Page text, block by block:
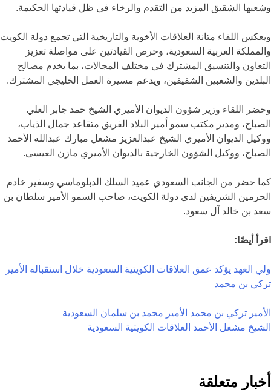
وشعبها الشقيق المزيد من التقدم والرخاء في ظل قيادتها الحكيمة.
ويعكس اللقاء متانة العلاقات الأخوية والتاريخية التي تجمع دولة الكويت
والمملكة العربية السعودية، وحرص القيادتين على مواصلة تعزيز
التعاون والتنسيق المشترك في مختلف المجالات، بما يخدم مصالح
البلدين والشعبين الشقيقين، ويدعم مسيرة العمل الخليجي المشترك.
وحضر اللقاء وزير شؤون الديوان الأميري الشيخ حمد جابر العلي
الصباح، ومدير مكتب سمو أمير البلاد الفريق متقاعد جمال الذياب،
ووكيل الديوان الأميري الشيخ عبدالعزيز مشعل مبارك عبدالله الأحمد
الصباح، ووكيل الشؤون الخارجية بالديوان الأميري مازن العيسى.
كما حضر من الجانب السعودي عميد السلك الدبلوماسي وسفير خادم
الحرمين الشريفين لدى دولة الكويت، صاحب السمو الأمير سلطان بن
سعد بن خالد آل سعود.
اقرأ أيضًا:
ولي العهد يؤكد عمق العلاقات الكويتية السعودية خلال استقباله الأمير
تركي بن محمد
الأمير تركي بن محمد الأمير محمد بن سلمان السعودية
الشيخ مشعل الأحمد العلاقات الكويتية السعودية
أخبار متعلقة